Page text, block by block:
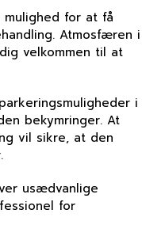
for at få
Atmosfæren i
velkommen til at
i
bekymringer. At
vil sikre, at den
usædvanlige
for